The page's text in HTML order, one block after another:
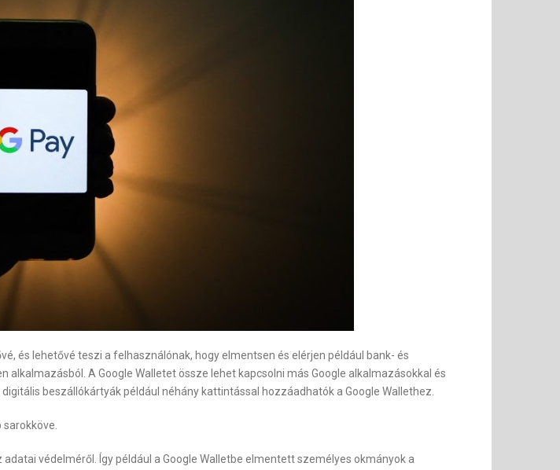
és lehetővé teszi a felhasználónak, hogy elmentsen és elérjen például bank- és
A Google Walletet össze lehet kapcsolni más Google alkalmazásokkal és
beszállókártyák például néhány kattintással hozzáadhatók a Google Wallethez.
védelméről. Így például a Google Walletbe elmentett személyes okmányok a